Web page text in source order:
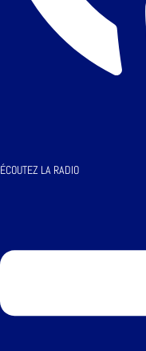
ÉCOUTEZ LA RADIO